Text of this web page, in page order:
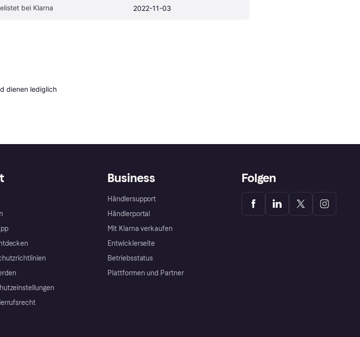
bei Klarna 2022-11-03
dienen lediglich
Business
Händlersupport
Händlerportal
Mit Klarna verkaufen
Entwicklerseite
Betriebsstatus
Plattformen und Partner
Folgen